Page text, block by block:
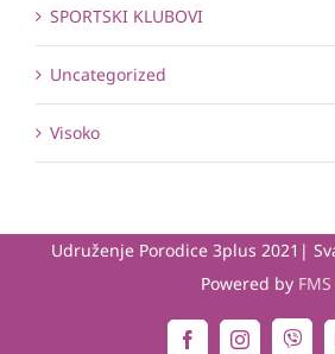
SPORTSKI KLUBOVI
Uncategorized
Visoko
Udruženje Porodice 3plus 2021|
Powered by FMS
FacebookInstagramViber